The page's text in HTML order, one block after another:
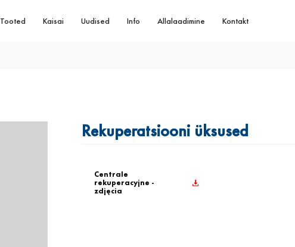
Tooted Kaisai Uudised Info Allalaadimine Kontakt
Rekuperatsiooni üksused
Centrale
rekuperacyjne -
zdjęcia